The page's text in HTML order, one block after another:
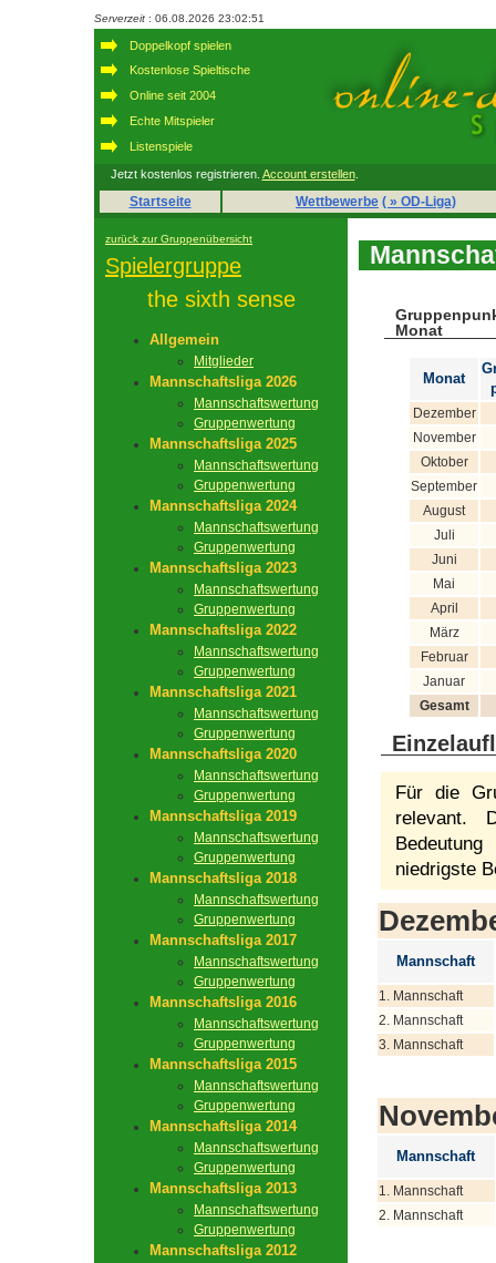
Serverzeit : 06.08.2026 23:02:51
Doppelkopf spielen
Kostenlose Spieltische
Online seit 2004
Echte Mitspieler
Listenspiele
Jetzt kostenlos registrieren. Account erstellen.
Startseite Wettbewerbe ( » OD-Liga)
zurück zur Gruppenübersicht
Spielergruppe
the sixth sense
Allgemein
Mitglieder
Mannschaftsliga 2026
Mannschaftswertung
Gruppenwertung
Mannschaftsliga 2025
Mannschaftswertung
Gruppenwertung
Mannschaftsliga 2024
Mannschaftswertung
Gruppenwertung
Mannschaftsliga 2023
Mannschaftswertung
Gruppenwertung
Mannschaftsliga 2022
Mannschaftswertung
Gruppenwertung
Mannschaftsliga 2021
Mannschaftswertung
Gruppenwertung
Mannschaftsliga 2020
Mannschaftswertung
Gruppenwertung
Mannschaftsliga 2019
Mannschaftswertung
Gruppenwertung
Mannschaftsliga 2018
Mannschaftswertung
Gruppenwertung
Mannschaftsliga 2017
Mannschaftswertung
Gruppenwertung
Mannschaftsliga 2016
Mannschaftswertung
Gruppenwertung
Mannschaftsliga 2015
Mannschaftswertung
Gruppenwertung
Mannschaftsliga 2014
Mannschaftswertung
Gruppenwertung
Mannschaftsliga 2013
Mannschaftswertung
Gruppenwertung
Mannschaftsliga 2012
Monat
Monat
Dezember
November
Oktober
September
August
Juli
Juni
Mai
April
März
Februar
Januar
Gesamt
Für die
relevant.
niedrigste
Mannschaft
1. Mannschaft
2. Mannschaft
3. Mannschaft
Mannschaft
1. Mannschaft
2. Mannschaft